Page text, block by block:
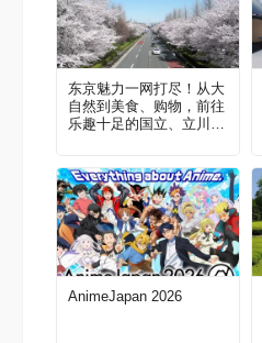
东京魅力一网打尽！从大
自然到美食、购物，前往
乐趣十足的国立、立川
AnimeJapan 2026